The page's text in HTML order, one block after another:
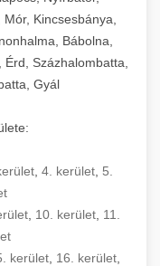
Kincsesbánya,
Bábolna,
Százhalombatta,
Gyál
4. kerület 5.
, 10. kerület, 11.
kerület 16. kerület